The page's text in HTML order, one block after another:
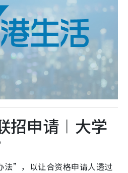
招申请︱大学
法”，以让合资格申请人透过